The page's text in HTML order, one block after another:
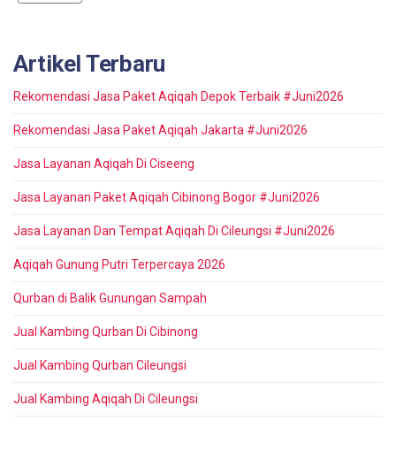
Artikel Terbaru
Rekomendasi Jasa Paket Aqiqah Depok Terbaik #Juni2026
Rekomendasi Jasa Paket Aqiqah Jakarta #Juni2026
Jasa Layanan Aqiqah Di Ciseeng
Jasa Layanan Paket Aqiqah Cibinong Bogor #Juni2026
Jasa Layanan Dan Tempat Aqiqah Di Cileungsi #Juni2026
Aqiqah Gunung Putri Terpercaya 2026
Qurban di Balik Gunungan Sampah
Jual Kambing Qurban Di Cibinong
Jual Kambing Qurban Cileungsi
Jual Kambing Aqiqah Di Cileungsi